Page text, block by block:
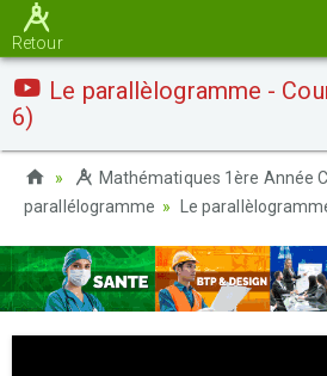
Retour
Le parallèlogramme -
6)
Mathématiques 1ère Année
parallélogramme
Le